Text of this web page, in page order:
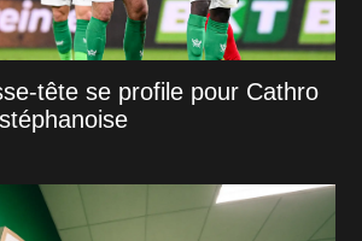
tête se profile pour Cathro